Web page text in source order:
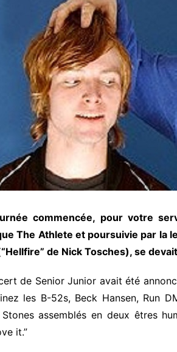
commencée, pour votre
The Athlete et poursuivie par la
de Nick Tosches), se
de Senior Junior avait été
les B-52s, Beck Hansen, Run
Stones assemblés en deux êtres
it.”